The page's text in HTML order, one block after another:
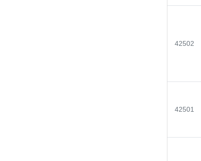
번호
42502
번호
42501